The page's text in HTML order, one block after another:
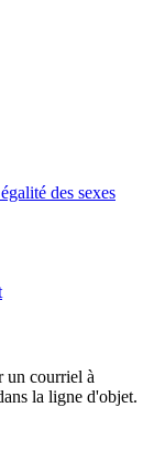
des sexes
un courriel à
la ligne d'objet.